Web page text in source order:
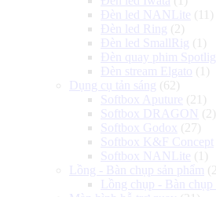
Đèn led NANLite (11)
Đèn led Ring (2)
Đèn led SmallRig (1)
Đèn quay phim
Đèn stream Elgato (1)
Dụng cụ tản sáng (62)
Softbox Aputure (21)
Softbox DRAGON (2)
Softbox Godox (27)
Softbox K&F Concept
Softbox NANLite (1)
Lồng - Bàn chụp sản phẩm
Lồng chụp - Bàn chụp